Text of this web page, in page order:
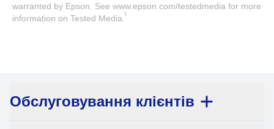
warranted by Epson. See www.epson.com/testedmedia for more
information on Tested Media. 1
Обслуговування клієнтів